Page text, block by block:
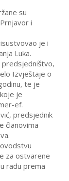
su
i
je i
Luka.
predsjedništvo,
Izvještaje o
te je
je
ef.
predsjednik
članovima
za ostvarene
radu prema